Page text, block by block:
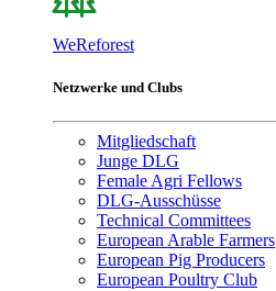
WeReforest
Netzwerke und Clubs
Mitgliedschaft
Junge DLG
Female Agri Fellows
DLG-Ausschüsse
Technical Committees
European Arable Farmers
European Pig Producers
European Poultry Club